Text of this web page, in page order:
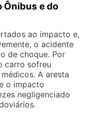
Ônibus e do
ao impacto e,
o acidente
de choque. Por
carro sofreu
A aresta
o impacto
negligenciado